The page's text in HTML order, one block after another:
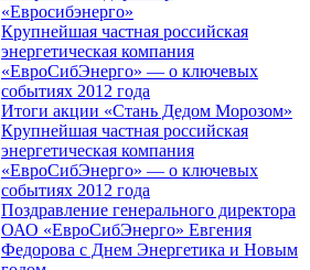
«Евросибэнерго»
Крупнейшая частная российская
энергетическая компания
«ЕвроСибЭнерго» — о ключевых
событиях 2012 года
Итоги акции «Стань Дедом Морозом»
Крупнейшая частная российская
энергетическая компания
«ЕвроСибЭнерго» — о ключевых
событиях 2012 года
Поздравление генерального директора
ОАО «ЕвроСибЭнерго» Евгения
Федорова с Днем Энергетика и Новым